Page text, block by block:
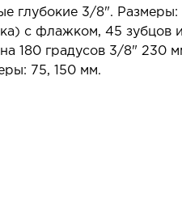
глубокие 3/8". Размеры:
с флажком, 45 зубцов
180 градусов 3/8" 230
75, 150 мм.